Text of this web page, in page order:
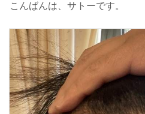
こんばんは、サトーです。